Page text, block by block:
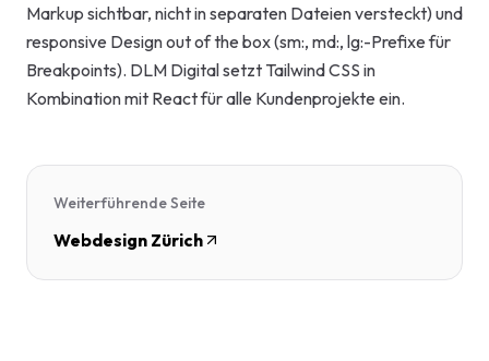
Markup sichtbar, nicht in separaten Dateien versteckt) und
responsive Design out of the box (sm:, md:, lg:-Prefixe für
Breakpoints). DLM Digital setzt Tailwind CSS in
Kombination mit React für alle Kundenprojekte ein.
Weiterführende Seite
Webdesign Zürich